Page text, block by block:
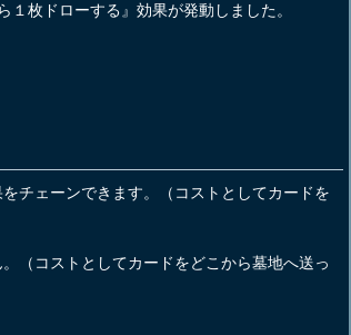
枚ドローする』効果が発動しました。
をチェーンできます。（コストとしてカードを
（コストとしてカードをどこから墓地へ送っ